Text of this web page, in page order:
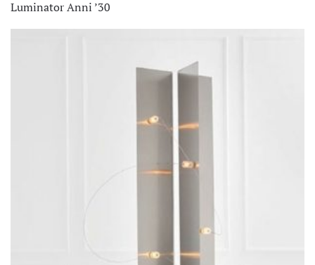
Luminator Anni ’30